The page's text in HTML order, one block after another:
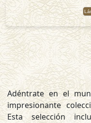
Adéntrate en el
impresionante
Esta selección